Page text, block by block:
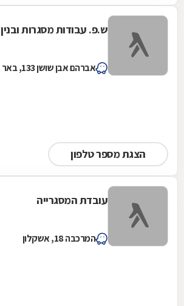
ש.פ. עבודות מסגרות ובנין
אברהם אבן שושן 133, באר שבע
הצגת מספר טלפון
עובדת המסגרייה
המרכבה 18, אשקלון